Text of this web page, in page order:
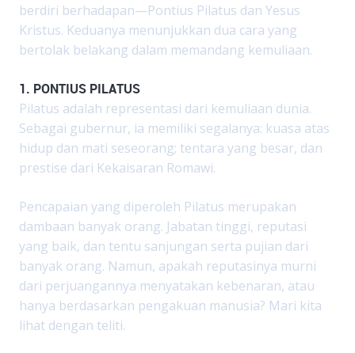
berdiri berhadapan—Pontius Pilatus dan Yesus
Kristus. Keduanya menunjukkan dua cara yang
bertolak belakang dalam memandang kemuliaan.
1. PONTIUS PILATUS
Pilatus adalah representasi dari kemuliaan dunia.
Sebagai gubernur, ia memiliki segalanya: kuasa atas
hidup dan mati seseorang; tentara yang besar, dan
prestise dari Kekaisaran Romawi.
Pencapaian yang diperoleh Pilatus merupakan
dambaan banyak orang. Jabatan tinggi, reputasi
yang baik, dan tentu sanjungan serta pujian dari
banyak orang. Namun, apakah reputasinya murni
dari perjuangannya menyatakan kebenaran, atau
hanya berdasarkan pengakuan manusia? Mari kita
lihat dengan teliti.